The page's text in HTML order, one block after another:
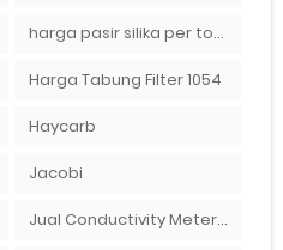
harga pasir silika per ton per kg
Harga Tabung Filter 1054
Haycarb
Jacobi
Jual Conductivity Meter Lutron